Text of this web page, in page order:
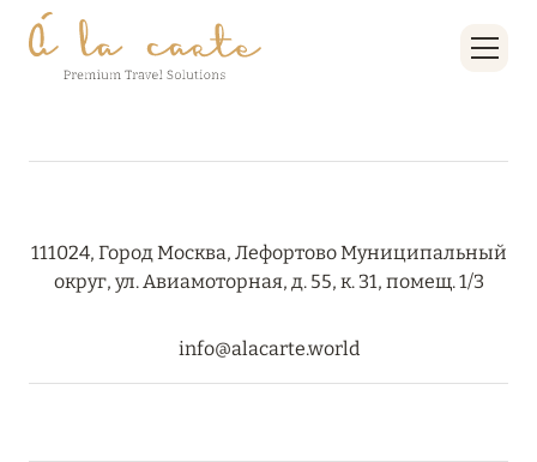
111024, Город Москва, Лефортово Муниципальный
округ, ул. Авиамоторная, д. 55, к. 31, помещ. 1/3
info@alacarte.world